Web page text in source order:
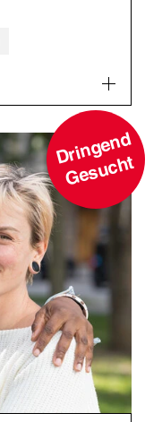
D
ri
n
g
e
n
d
G
e
s
u
c
ht